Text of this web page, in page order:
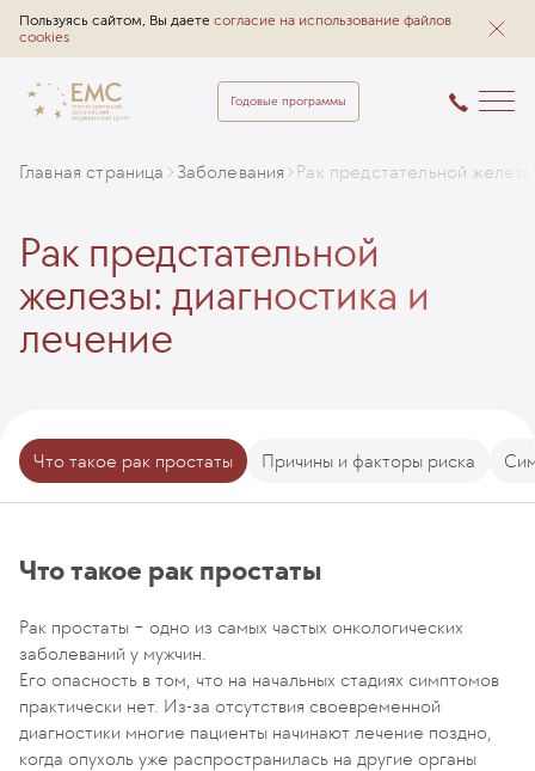
Пользуясь сайтом, Вы даете согласие на использование файлов
cookies
Годовые программы
Главная страница Заболевания Рак предстательной
Рак предстательной
железы: диагностика и
лечение
Что такое рак простаты Причины и факторы риска
Что такое рак простаты
Рак простаты − одно из самых частых онкологических
заболеваний у мужчин.
Его опасность в том, что на начальных стадиях симптомов
практически нет. Из-за отсутствия своевременной
диагностики многие пациенты начинают лечение поздно,
когда опухоль уже распространилась на другие органы